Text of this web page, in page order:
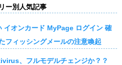
ー別人気記事
イオンカード MyPage ログイン 確
フィッシングメールの注意喚起
、フルモデルチェンジか？？